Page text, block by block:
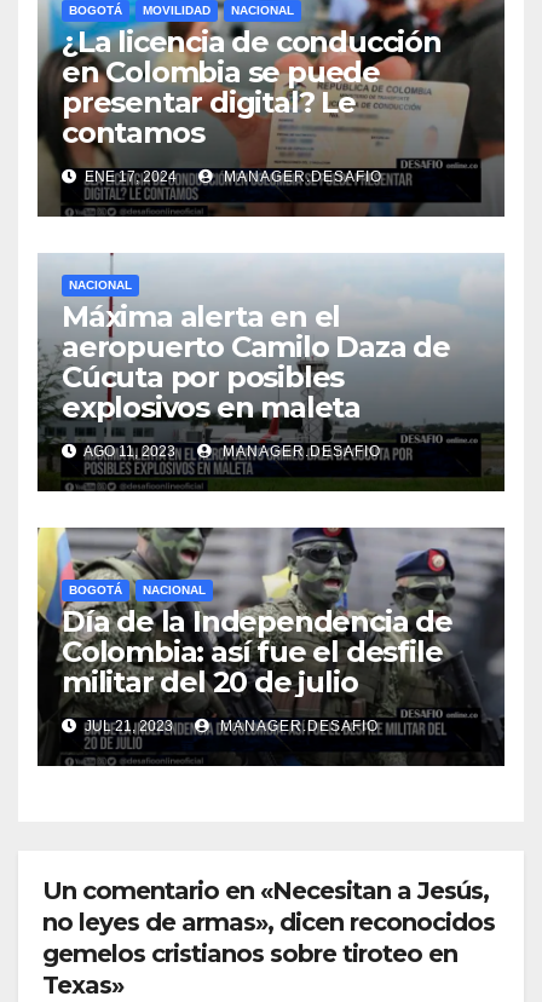
BOGOTÁ MOVILIDAD NACIONAL
¿La licencia de conducción
en Colombia se puede
presentar digital? Le
contamos
ENE 17, 2024 MANAGER.DESAFIO
NACIONAL
Máxima alerta en el
aeropuerto Camilo Daza de
Cúcuta por posibles
explosivos en maleta
AGO 11, 2023 MANAGER.DESAFIO
BOGOTÁ NACIONAL
Día de la Independencia de
Colombia: así fue el desfile
militar del 20 de julio
JUL 21, 2023 MANAGER.DESAFIO
Un comentario en «Necesitan a Jesús,
no leyes de armas», dicen reconocidos
gemelos cristianos sobre tiroteo en
Texas»